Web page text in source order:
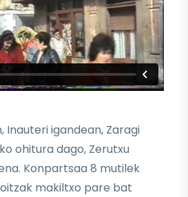
Inauteri igandean, Zaragi
ohitura dago, Zerutxu
Konpartsaa 8 mutilek
makiltxo pare bat